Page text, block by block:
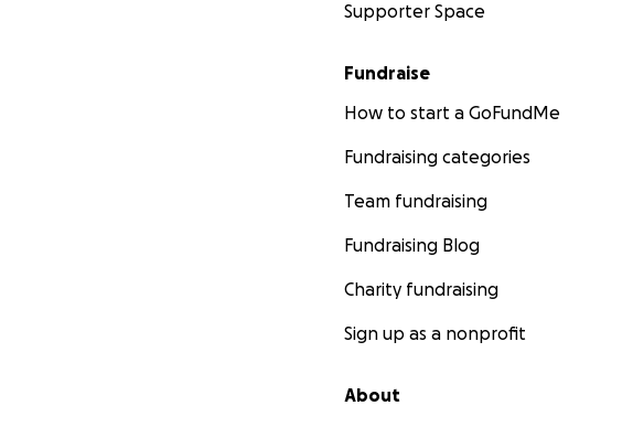
Supporter Space
Fundraise
How to start a GoFundMe
Fundraising categories
Team fundraising
Fundraising Blog
Charity fundraising
Sign up as a nonprofit
About